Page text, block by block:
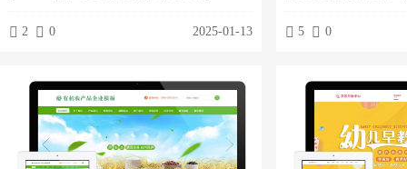
环保设备网站等企业，当然其他行业也可以做，只
据！友好的seo，所有页面均都能完全自定义标题/
关键词/描述，PHP程序，安全、稳定、快速；用低
成本获取源源不断订...
2025-01-13
2 0
等企业，当然其他行业
seo，所有页面均都能完
述，PHP程序，安全、
5 0